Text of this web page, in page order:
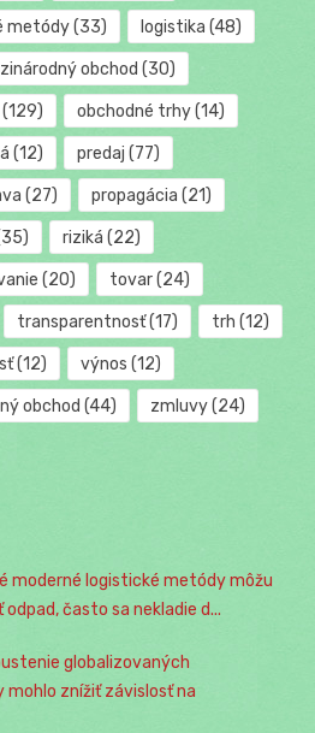
metódy(33) logistika (48)
obchod (30)
(129) obchodné trhy(14)
(12) predaj (77)
(27) propagácia (21)
riziká (22)
(20) tovar(24)
transparentnosť(17) trh (12)
(12) výnos (12)
obchod (44) zmluvy(24)
moderné logistické metódy môžu
často sa nekladie d...
globalizovaných
znížiť závislosť na